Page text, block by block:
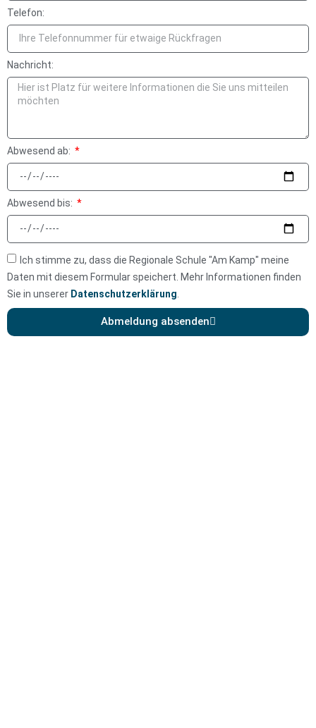
Telefon:
Nachricht:
Abwesend ab:
Abwesend bis:
Ich stimme zu, dass die Regionale Schule "Am Kamp" meine
Daten mit diesem Formular speichert. Mehr Informationen finden
Sie in unserer Datenschutzerklärung
Abmeldung absenden